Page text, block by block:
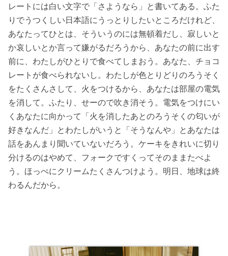
レートには白い文字で「さようなら」と書いてある。ふた
りでうつくしい日本語にうっとりしたいところだけれど、
あなたってひとは、そういうのには無頓着だし、寂しいと
か哀しいとか言って嫌がるだろうから、あなたの前に出す
前に、わたしがひとりで食べてしまおう。あなた、チョコ
レートが食べられないし。わたしが色とりどりのろうそく
をたくさんさして、火をつけるから、あなたは部屋の電気
を消して。ふたり、せーので吹き消そう。電気をつけにい
くあなたに向かって「火を消したあとのろうそくの匂いが
好きなんだ」とわたしがいうと「そうなんや」とあなたは
話をあんまり聞いていないだろう。ケーキをきれいに切り
分けるのはやめて、フォークですくってそのままたべよ
う。ほっぺにクリームたくさんつけよう。明日、地球は終
わるんだから。